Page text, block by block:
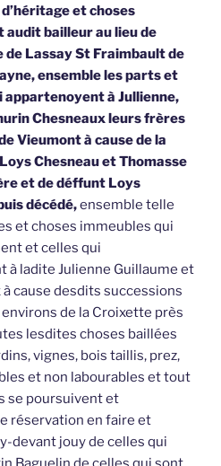
et choses
bailleur au lieu de
de Lassay St Fraimbault de
ensemble les parts et
appartenoyent à Jullienne,
Chesneaux leurs frères
Vieumont à cause de la
Chesneau et Thomasse
et de déffunt Loys
décédé,ensemble telle
et choses immeubles qui
et celles qui
à ladite Julienne Guillaume et
cause desdits successions
de la Croixette près
lesdites choses baillées
vignes, bois taillis, prez,
et non labourables et tout
se poursuivent et
réservation en faire et
devant jouy de celles qui